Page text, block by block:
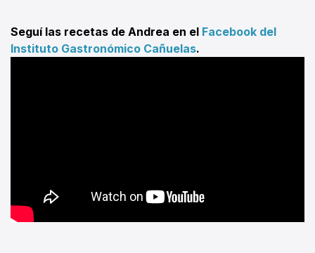
Seguí las recetas de Andrea en el Facebook del
Instituto Gastronómico Cañuelas.